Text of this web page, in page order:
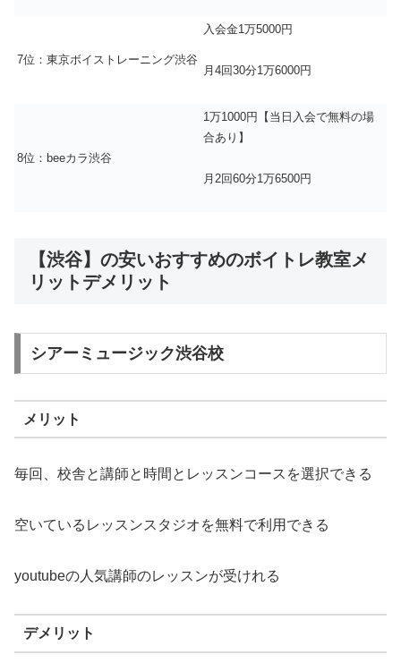
7位：東京ボイストレーニング渋谷
入会金1万5000円
月4回30分1万6000円
8位：beeカラ渋谷
1万1000円【当日入会で無料の場
合あり】
月2回60分1万6500円
【渋谷】の安いおすすめのボイトレ教室メ
リットデメリット
シアーミュージック渋谷校
メリット
毎回、校舎と講師と時間とレッスンコースを選択できる
空いているレッスンスタジオを無料で利用できる
youtubeの人気講師のレッスンが受けれる
デメリット